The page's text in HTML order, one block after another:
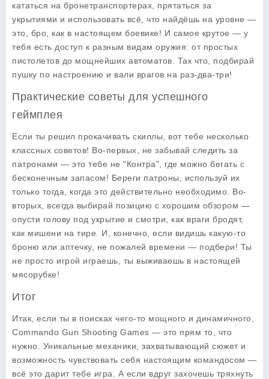
кататься на бронетранспортерах, прятаться за
укрытиями и использовать всё, что найдёшь на уровне —
это, бро, как в настоящем боевике! И самое крутое — у
тебя есть доступ к разным видам оружия: от простых
пистолетов до мощнейших автоматов. Так что, подбирай
пушку по настроению и вали врагов на раз-два-три!
Практические советы для успешного
геймплея
Если ты решил прокачивать скиллы, вот тебе несколько
классных советов! Во-первых, не забывай следить за
патронами — это тебе не "Контра", где можно бегать с
бесконечным запасом! Береги патроны, используй их
только тогда, когда это действительно необходимо. Во-
вторых, всегда выбирай позицию с хорошим обзором —
опусти голову под укрытие и смотри, как враги бродят,
как мишени на тире. И, конечно, если видишь какую-то
броню или аптечку, не пожалей времени — подбери! Ты
не просто игрой играешь, ты выживаешь в настоящей
мясорубке!
Итог
Итак, если ты в поисках чего-то мощного и динамичного,
Commando Gun Shooting Games — это прям то, что
нужно. Уникальные механики, захватывающий сюжет и
возможность чувствовать себя настоящим командосом —
всё это дарит тебе игра. А если вдруг захочешь тряхнуть